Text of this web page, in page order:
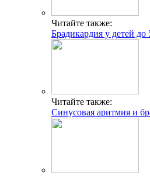
Читайте также:
Брадикардия у детей до
Читайте также:
Синусовая аритмия и